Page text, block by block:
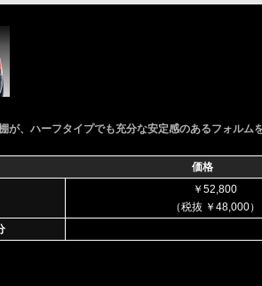
が、ハーフタイプでも充分な安定感のあるフォルム
価格
￥52,800
（税抜 ￥48,000）